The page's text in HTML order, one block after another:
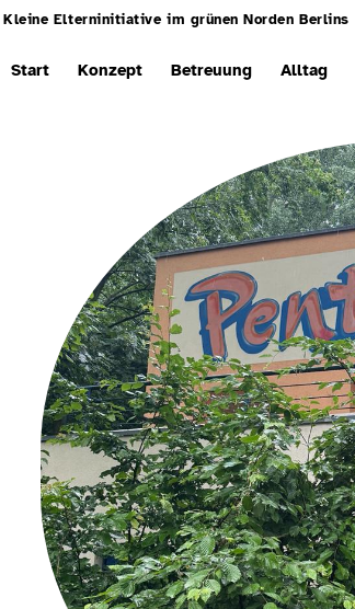
Kleine Elterninitiative im grünen Norden Berlins
Start Konzept Betreuung Alltag